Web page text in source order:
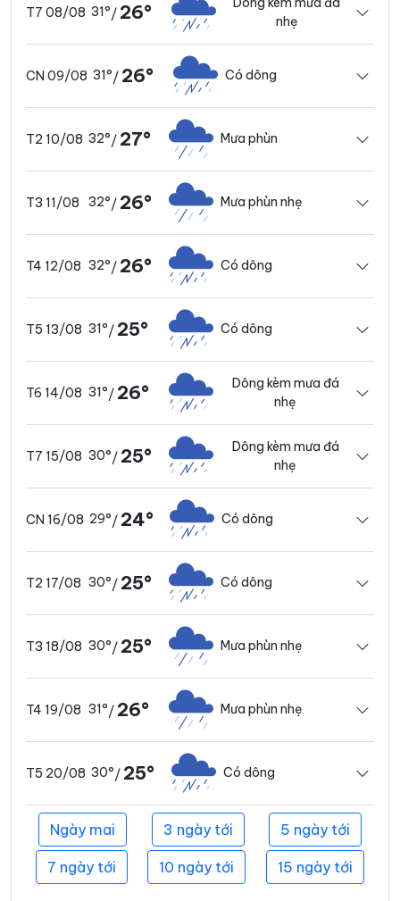
T7 08/08 31°/ 26°
nhẹ
CN 09/08 31°/ 26° Có dông
T2 10/08 32°/ 27° Mưa phùn
T3 11/08 32°/ 26° Mưa phùn nhẹ
T4 12/08 32°/ 26° Có dông
T5 13/08 31°/ 25° Có dông
T6 14/08 31°/ 26°
Dông kèm mưa đá
nhẹ
T7 15/08 30°/ 25°
Dông kèm mưa đá
nhẹ
CN 16/08 29°/ 24° Có dông
T2 17/08 30°/ 25° Có dông
T3 18/08 30°/ 25° Mưa phùn nhẹ
T4 19/08 31°/ 26° Mưa phùn nhẹ
T5 20/08 30°/ 25° Có dông
Ngày mai 3 ngày tới 5 ngày tới
7 ngày tới 10 ngày tới 15 ngày tới